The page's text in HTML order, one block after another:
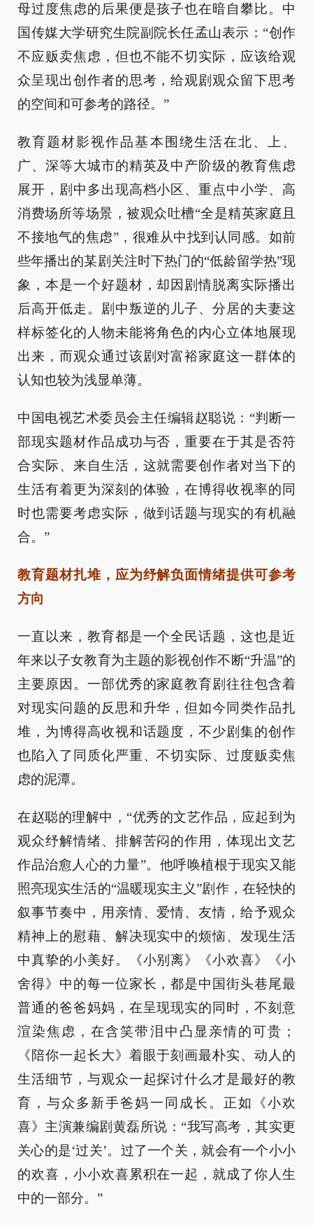
母过度焦虑的后果便是孩子也在暗自攀比。中
国传媒大学研究生院副院长任孟山表示：“创作
不应贩卖焦虑，但也不能不切实际，应该给观
众呈现出创作者的思考，给观剧观众留下思考
的空间和可参考的路径。”
教育题材影视作品基本围绕生活在北、上、
广、深等大城市的精英及中产阶级的教育焦虑
展开，剧中多出现高档小区、重点中小学、高
消费场所等场景，被观众吐槽“全是精英家庭且
不接地气的焦虑”，很难从中找到认同感。如前
些年播出的某剧关注时下热门的“低龄留学热”现
象，本是一个好题材，却因剧情脱离实际播出
后高开低走。剧中叛逆的儿子、分居的夫妻这
样标签化的人物未能将角色的内心立体地展现
出来，而观众通过该剧对富裕家庭这一群体的
认知也较为浅显单薄。
中国电视艺术委员会主任编辑赵聪说：“判断一
部现实题材作品成功与否，重要在于其是否符
合实际、来自生活，这就需要创作者对当下的
生活有着更为深刻的体验，在博得收视率的同
时也需要考虑实际，做到话题与现实的有机融
合。”
教育题材扎堆，应为纾解负面情绪提供可参考
方向
一直以来，教育都是一个全民话题，这也是近
年来以子女教育为主题的影视创作不断“升温”的
主要原因。一部优秀的家庭教育剧往往包含着
对现实问题的反思和升华，但如今同类作品扎
堆，为博得高收视和话题度，不少剧集的创作
也陷入了同质化严重、不切实际、过度贩卖焦
虑的泥潭。
在赵聪的理解中，“优秀的文艺作品，应起到为
观众纾解情绪、排解苦闷的作用，体现出文艺
作品治愈人心的力量”。他呼唤植根于现实又能
照亮现实生活的“温暖现实主义”剧作，在轻快的
叙事节奏中，用亲情、爱情、友情，给予观众
精神上的慰藉、解决现实中的烦恼、发现生活
中真挚的小美好。《小别离》《小欢喜》《小
舍得》中的每一位家长，都是中国街头巷尾最
普通的爸爸妈妈，在呈现现实的同时，不刻意
渲染焦虑，在含笑带泪中凸显亲情的可贵；
《陪你一起长大》着眼于刻画最朴实、动人的
生活细节，与观众一起探讨什么才是最好的教
育，与众多新手爸妈一同成长。正如《小欢
喜》主演兼编剧黄磊所说：“我写高考，其实更
关心的是‘过关’。过了一个关，就会有一个小小
的欢喜，小小欢喜累积在一起，就成了你人生
中的一部分。”